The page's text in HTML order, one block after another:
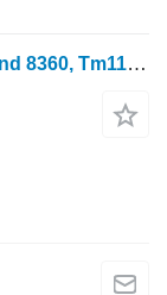
Pignon de boîte de vitesses New Holland 8360, Tm110, Tm120, Tm125, Tm130, Tm140 PTO Engrenage d'entraînement T47 516 5164890 pour tracteur à roues